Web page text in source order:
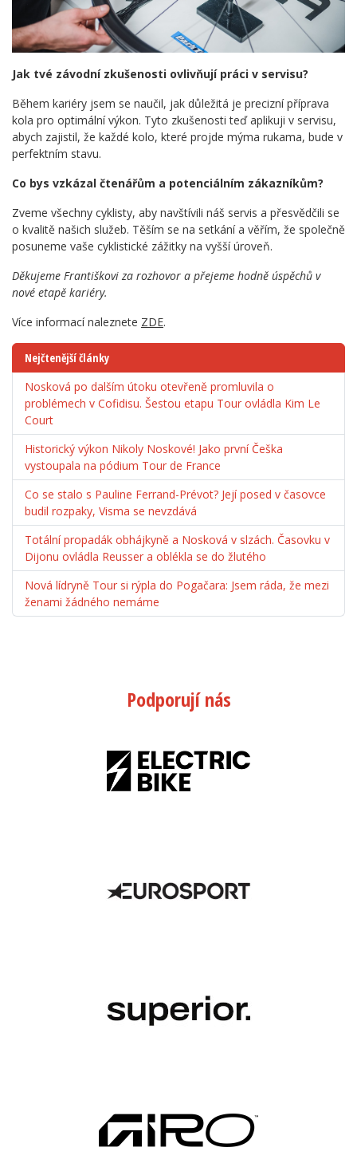
Jak tvé závodní zkušenosti ovlivňují práci v servisu?
Během kariéry jsem se naučil, jak důležitá je precizní příprava
kola pro optimální výkon. Tyto zkušenosti teď aplikuji v servisu,
abych zajistil, že každé kolo, které projde mýma rukama, bude v
perfektním stavu.
Co bys vzkázal čtenářům a potenciálním zákazníkům?
Zveme všechny cyklisty, aby navštívili náš servis a přesvědčili se
o kvalitě našich služeb. Těším se na setkání a věřím, že společně
posuneme vaše cyklistické zážitky na vyšší úroveň.
Děkujeme Františkovi za rozhovor a přejeme hodně úspěchů v
nové etapě kariéry.
Více informací naleznete ZDE.
Nejčtenější články
Nosková po dalším útoku otevřeně promluvila o
problémech v Cofidisu. Šestou etapu Tour ovládla Kim Le
Court
Historický výkon Nikoly Noskové! Jako první Češka
vystoupala na pódium Tour de France
Co se stalo s Pauline Ferrand-Prévot? Její posed v časovce
budil rozpaky, Visma se nevzdává
Totální propadák obhájkyně a Nosková v slzách. Časovku v
Dijonu ovládla Reusser a oblékla se do žlutého
Nová lídryně Tour si rýpla do Pogačara: Jsem ráda, že mezi
ženami žádného nemáme
Podporují nás